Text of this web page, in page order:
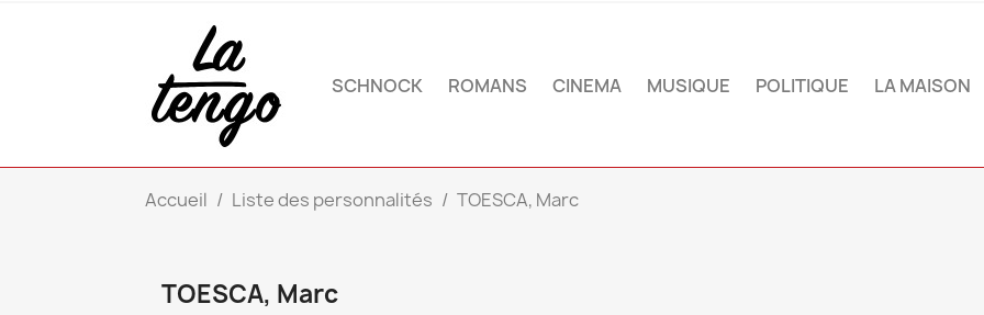
SCHNOCK ROMANS CINEMA MUSIQUE POLITIQUE LA MAISON
Accueil Liste des personnalités TOESCA, Marc
TOESCA, Marc